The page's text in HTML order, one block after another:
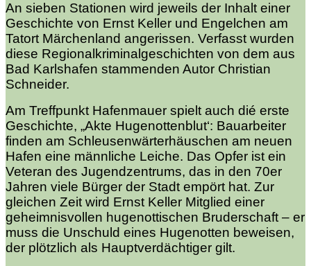
An sieben Stationen wird jeweils der Inhalt einer
Geschichte von Ernst Keller und Engelchen am
Tatort Märchenland angerissen. Verfasst wurden
diese Regionalkriminalgeschichten von dem aus
Bad Karlshafen stammenden Autor Christian
Schneider.
Am Treffpunkt Hafenmauer spielt auch dié erste
Geschichte, „Akte Hugenottenblut‘: Bauarbeiter
finden am Schleusenwärterhäuschen am neuen
Hafen eine männliche Leiche. Das Opfer ist ein
Veteran des Jugendzentrums, das in den 70er
Jahren viele Bürger der Stadt empört hat. Zur
gleichen Zeit wird Ernst Keller Mitglied einer
geheimnisvollen hugenottischen Bruderschaft – er
muss die Unschuld eines Hugenotten beweisen,
der plötzlich als Hauptverdächtiger gilt.